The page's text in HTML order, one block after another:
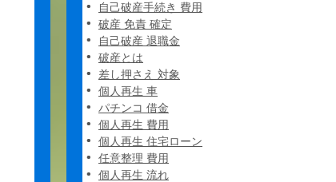
自己破産手続き 費用
破産 免責 確定
自己破産 退職金
破産とは
差し押さえ 対象
個人再生 車
パチンコ 借金
個人再生 費用
個人再生 住宅ローン
任意整理 費用
個人再生 流れ